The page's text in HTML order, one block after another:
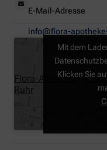
E-Mail-Adresse
info@flora-
Flora-Apotheke,
Ruhr
Mit dem
Klicken Sie